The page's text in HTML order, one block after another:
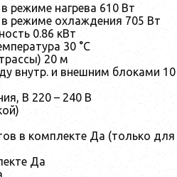
режиме нагрева 610 Вт
режиме охлаждения 705 Вт
0.86 кВт
30 °С
20 м
внутр. и внешним блоками 10
В 220 – 240 В
в комплекте Да (только для
Да